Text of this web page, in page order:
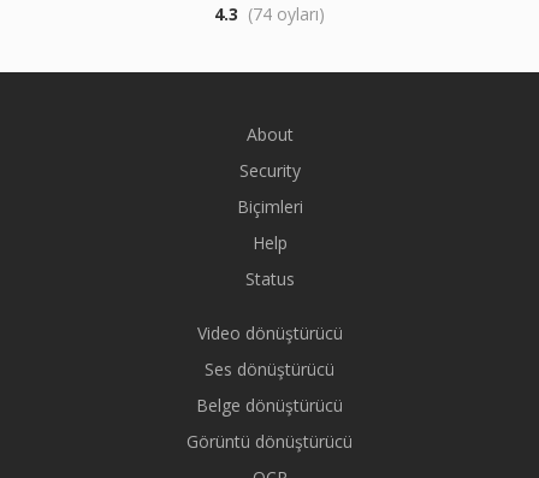
4.3 (74 oyları)
About
Security
Biçimleri
Help
Status
Video dönüştürücü
Ses dönüştürücü
Belge dönüştürücü
Görüntü dönüştürücü